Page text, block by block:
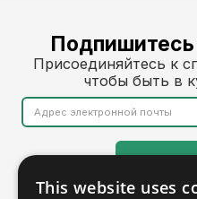
Подпишитесь
Присоединяйтесь к
чтобы быть в
This website uses